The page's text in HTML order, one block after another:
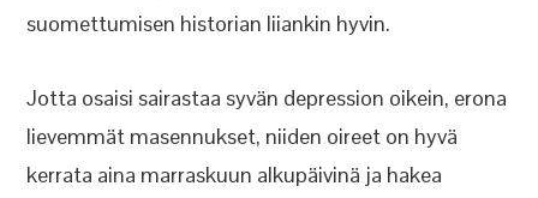
suomettumisen historian liiankin hyvin.
Jotta osaisi sairastaa syvän depression oikein, erona
lievemmät masennukset, niiden oireet on hyvä
kerrata aina marraskuun alkupäivinä ja hakea